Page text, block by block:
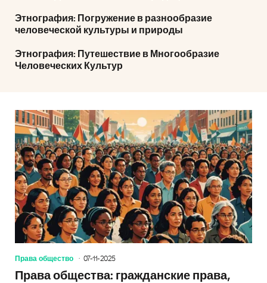
Этнография: Погружение в разнообразие
человеческой культуры и природы
Этнография: Путешествие в Многообразие
Человеческих Культур
Права общество 07-11-2025
Права общества: гражданские права,